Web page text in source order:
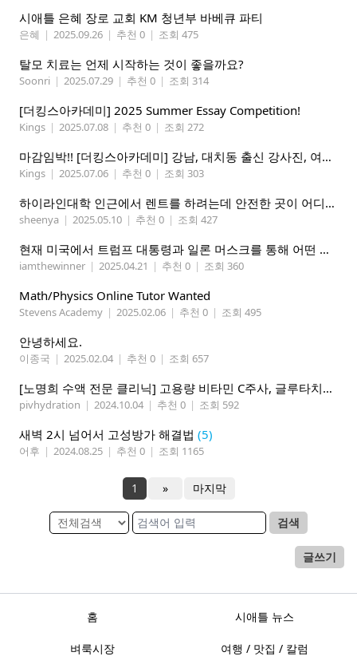
시애틀 은혜 장로 교회 KM 청년부 바베큐 파티
은혜 | 2025.09.26 | 추천 0 | 조회 475
탈모 치료는 언제 시작하는 것이 좋을까요?
Soonri | 2025.07.29 | 추천 0 | 조회 314
[더킹스아카데미] 2025 Summer Essay Competition!
Kings | 2025.07.08 | 추천 0 | 조회 272
마감임박!! [더킹스아카데미] 강남, 대치동 출신 강사진, 여름특강 2025 The Perfect DSAT
Kings | 2025.07.06 | 추천 0 | 조회 303
하이라인대학 인근에서 렌트를 하려는데 안전한 곳이 어디일까요
sheenya | 2025.05.10 | 추천 0 | 조회 427
현재 미국에서 트럼프 대통령과 일론 머스크를 통해 어떤 변화를 예상하십니까?
iamthewinner | 2025.04.21 | 추천 0 | 조회 360
Math/Physics Online Tutor Wanted
Stevens Academy | 2025.02.06 | 추천 0 | 조회 495
안녕하세요.
이종국 | 2025.02.04 | 추천 0 | 조회 657
[노명희 수액 전문 클리닉] 고용량 비타민 C주사, 글루타치온, 뇌건강, 두통개선, 면역력증진, 코로나 예방
pivhydration | 2024.10.04 | 추천 0 | 조회 592
새벽 2시 넘어서 고성방가 해결법 (5)
어후 | 2024.08.25 | 추천 0 | 조회 1165
1 » 마지막
검색
글쓰기
홈 시애틀 뉴스
벼룩시장 여행 / 맛집 / 칼럼